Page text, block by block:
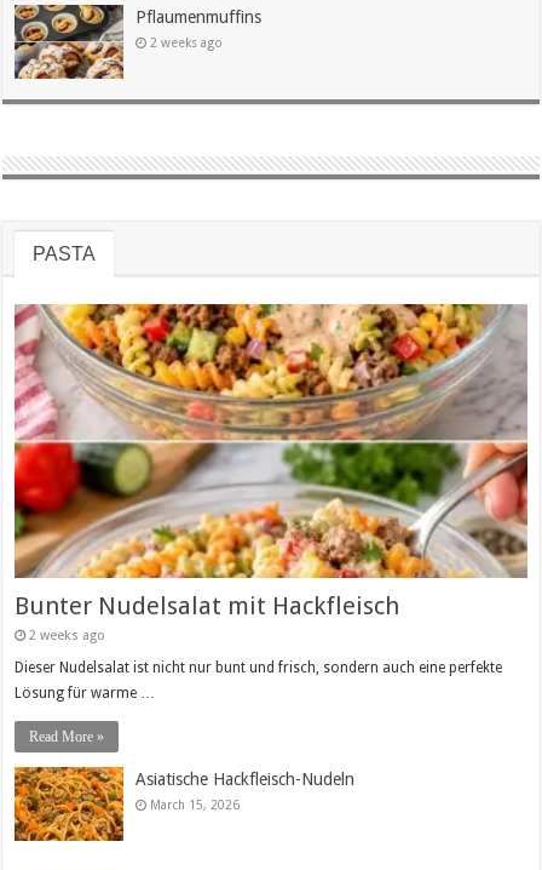
Pflaumenmuffins
2 weeks ago
PASTA
Bunter Nudelsalat mit Hackfleisch
2 weeks ago
Dieser Nudelsalat ist nicht nur bunt und frisch, sondern auch eine perfekte
Lösung für warme …
Read More »
Asiatische Hackfleisch-Nudeln
March 15, 2026